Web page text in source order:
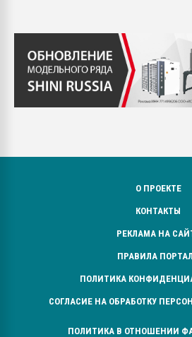
О ПРОЕКТЕ
КОНТАКТЫ
РЕКЛАМА НА
ПРАВИЛА
ПОЛИТИКА
СОГЛАСИЕ НА ОБРАБОТКУ
ПОЛИТИКА В ОТНОШЕНИИ